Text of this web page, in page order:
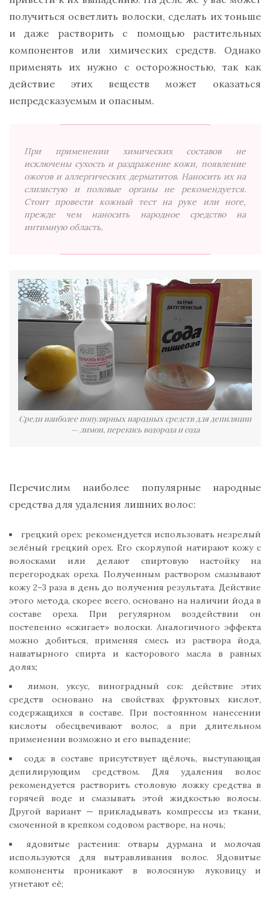
получиться осветлить волоски, сделать их тоньше
и даже растворить с помощью растительных
компонентов или химических средств. Однако
применять их нужно с осторожностью, так как
действие этих веществ может оказаться
непредсказуемым и опасным.
При применении химических составов не
исключены сухость и раздражение кожи, появление
ожогов и аллергических дерматитов. Наносить их на
слизистую и половые органы не рекомендуется.
Стоит провести кожный тест на руке или ноге,
прежде чем наносить народное средство на
интимную область.
Среди наиболее популярных народных средств для депиляции
— лимон, перекись водорода и сода
Перечислим наиболее популярные народные
средства для удаления лишних волос:
грецкий орех: рекомендуется использовать незрелый
зелёный грецкий орех. Его скорлупой натирают кожу с
волосками или делают спиртовую настойку на
перегородках ореха. Полученным раствором смазывают
кожу 2–3 раза в день до получения результата. Действие
этого метода, скорее всего, основано на наличии йода в
составе ореха. При регулярном воздействии он
постепенно «сжигает» волоски. Аналогичного эффекта
можно добиться, применяя смесь из раствора йода,
нашатырного спирта и касторового масла в равных
долях;
лимон, уксус, виноградный сок: действие этих
средств основано на свойствах фруктовых кислот,
содержащихся в составе. При постоянном нанесении
кислоты обесцвечивают волос, а при длительном
применении возможно и его выпадение;
сода: в составе присутствует щёлочь, выступающая
депилирующим средством. Для удаления волос
рекомендуется растворить столовую ложку средства в
горячей воде и смазывать этой жидкостью волосы.
Другой вариант — прикладывать компрессы из ткани,
смоченной в крепком содовом растворе, на ночь;
ядовитые растения: отвары дурмана и молочая
используются для вытравливания волос. Ядовитые
компоненты проникают в волосяную луковицу и
угнетают её;